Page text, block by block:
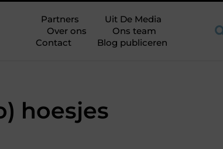
Partners
Uit De Media
Over ons
Ons team
Contact
Blog publiceren
hoesjes